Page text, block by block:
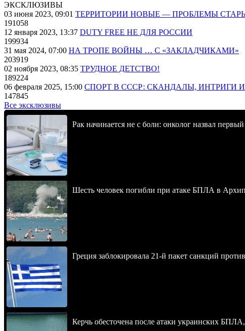
ЭКСКЛЮЗИВЫ
03 июня 2023, 09:01 ТЕРРИТОРИИ НОВЫЕ — ПРОБЛЕМЫ
191058
12 января 2023, 13:37 DUTY FREE НЕ ДЛЯ РОССИИ
199934
31 мая 2024, 07:00 НА ТРОПЕ ВОЙНЫ … С «ЗАКЛАДЧИКАМИ»
203919
02 ноября 2023, 08:35 ТРУДНОЕ ДЕТСТВО!
189224
06 февраля 2025, 15:00 СПОРТ В СССР: СКАНДАЛЫ, ИНТРИГИ
147845
Все эксклюзивы
Рак начинается не с боли: онколог назвал
Шесть человек погибли при атаке БПЛА в
Греция заблокировала 21-й пакет санкций
Керчь обесточена после атаки украинских